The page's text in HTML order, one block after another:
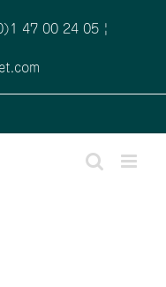
47 00 24 05 |